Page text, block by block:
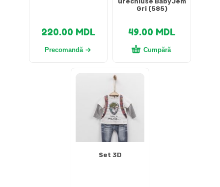
220.00 MDL
Precomandă
Gri (585)
49.00 MDL
Cumpără
Set 3D